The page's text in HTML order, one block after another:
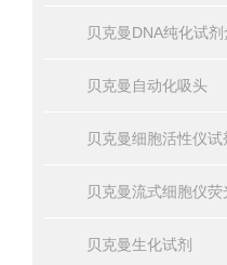
贝克曼DNA纯化试剂
贝克曼自动化吸头
贝克曼细胞活性仪试
贝克曼流式细胞仪荧
贝克曼生化试剂